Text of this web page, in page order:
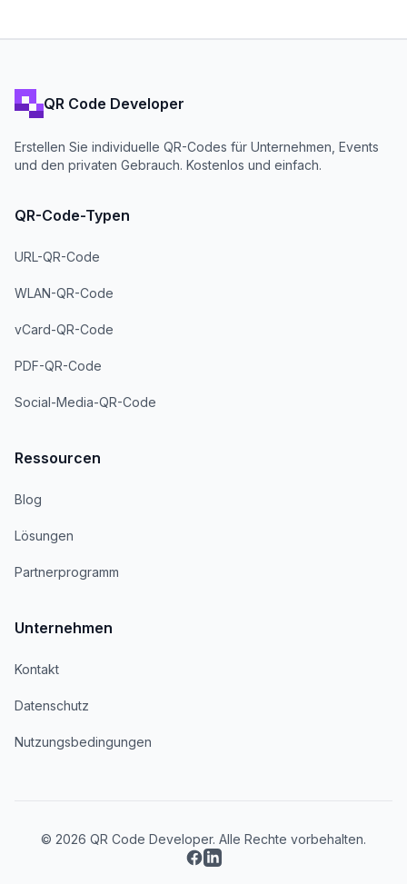
QR Code Developer
Erstellen Sie individuelle QR-Codes für Unternehmen, Events
und den privaten Gebrauch. Kostenlos und einfach.
QR-Code-Typen
URL-QR-Code
WLAN-QR-Code
vCard-QR-Code
PDF-QR-Code
Social-Media-QR-Code
Ressourcen
Blog
Lösungen
Partnerprogramm
Unternehmen
Kontakt
Datenschutz
Nutzungsbedingungen
© 2026 QR Code Developer. Alle Rechte vorbehalten.